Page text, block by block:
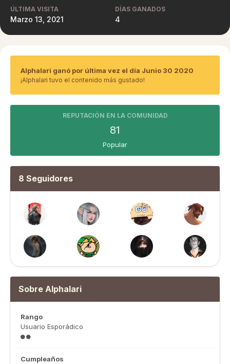
ÚLTIMA VISITA
Marzo 13, 2021
DÍAS GANADOS
4
Alphalari ganó por última vez el día Junio 30 2020
¡Alphalari tuvo el contenido más gustado!
REPUTACIÓN EN LA COMUNIDAD
81
Popular
8 Seguidores
Sobre Alphalari
Rango
Usuario Esporádico
Cumpleaños